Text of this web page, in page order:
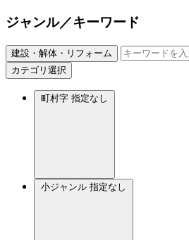
ジャンル／キーワード
建設・解体・リフォーム
カテゴリ選択
町村字 指定なし
小ジャンル 指定なし